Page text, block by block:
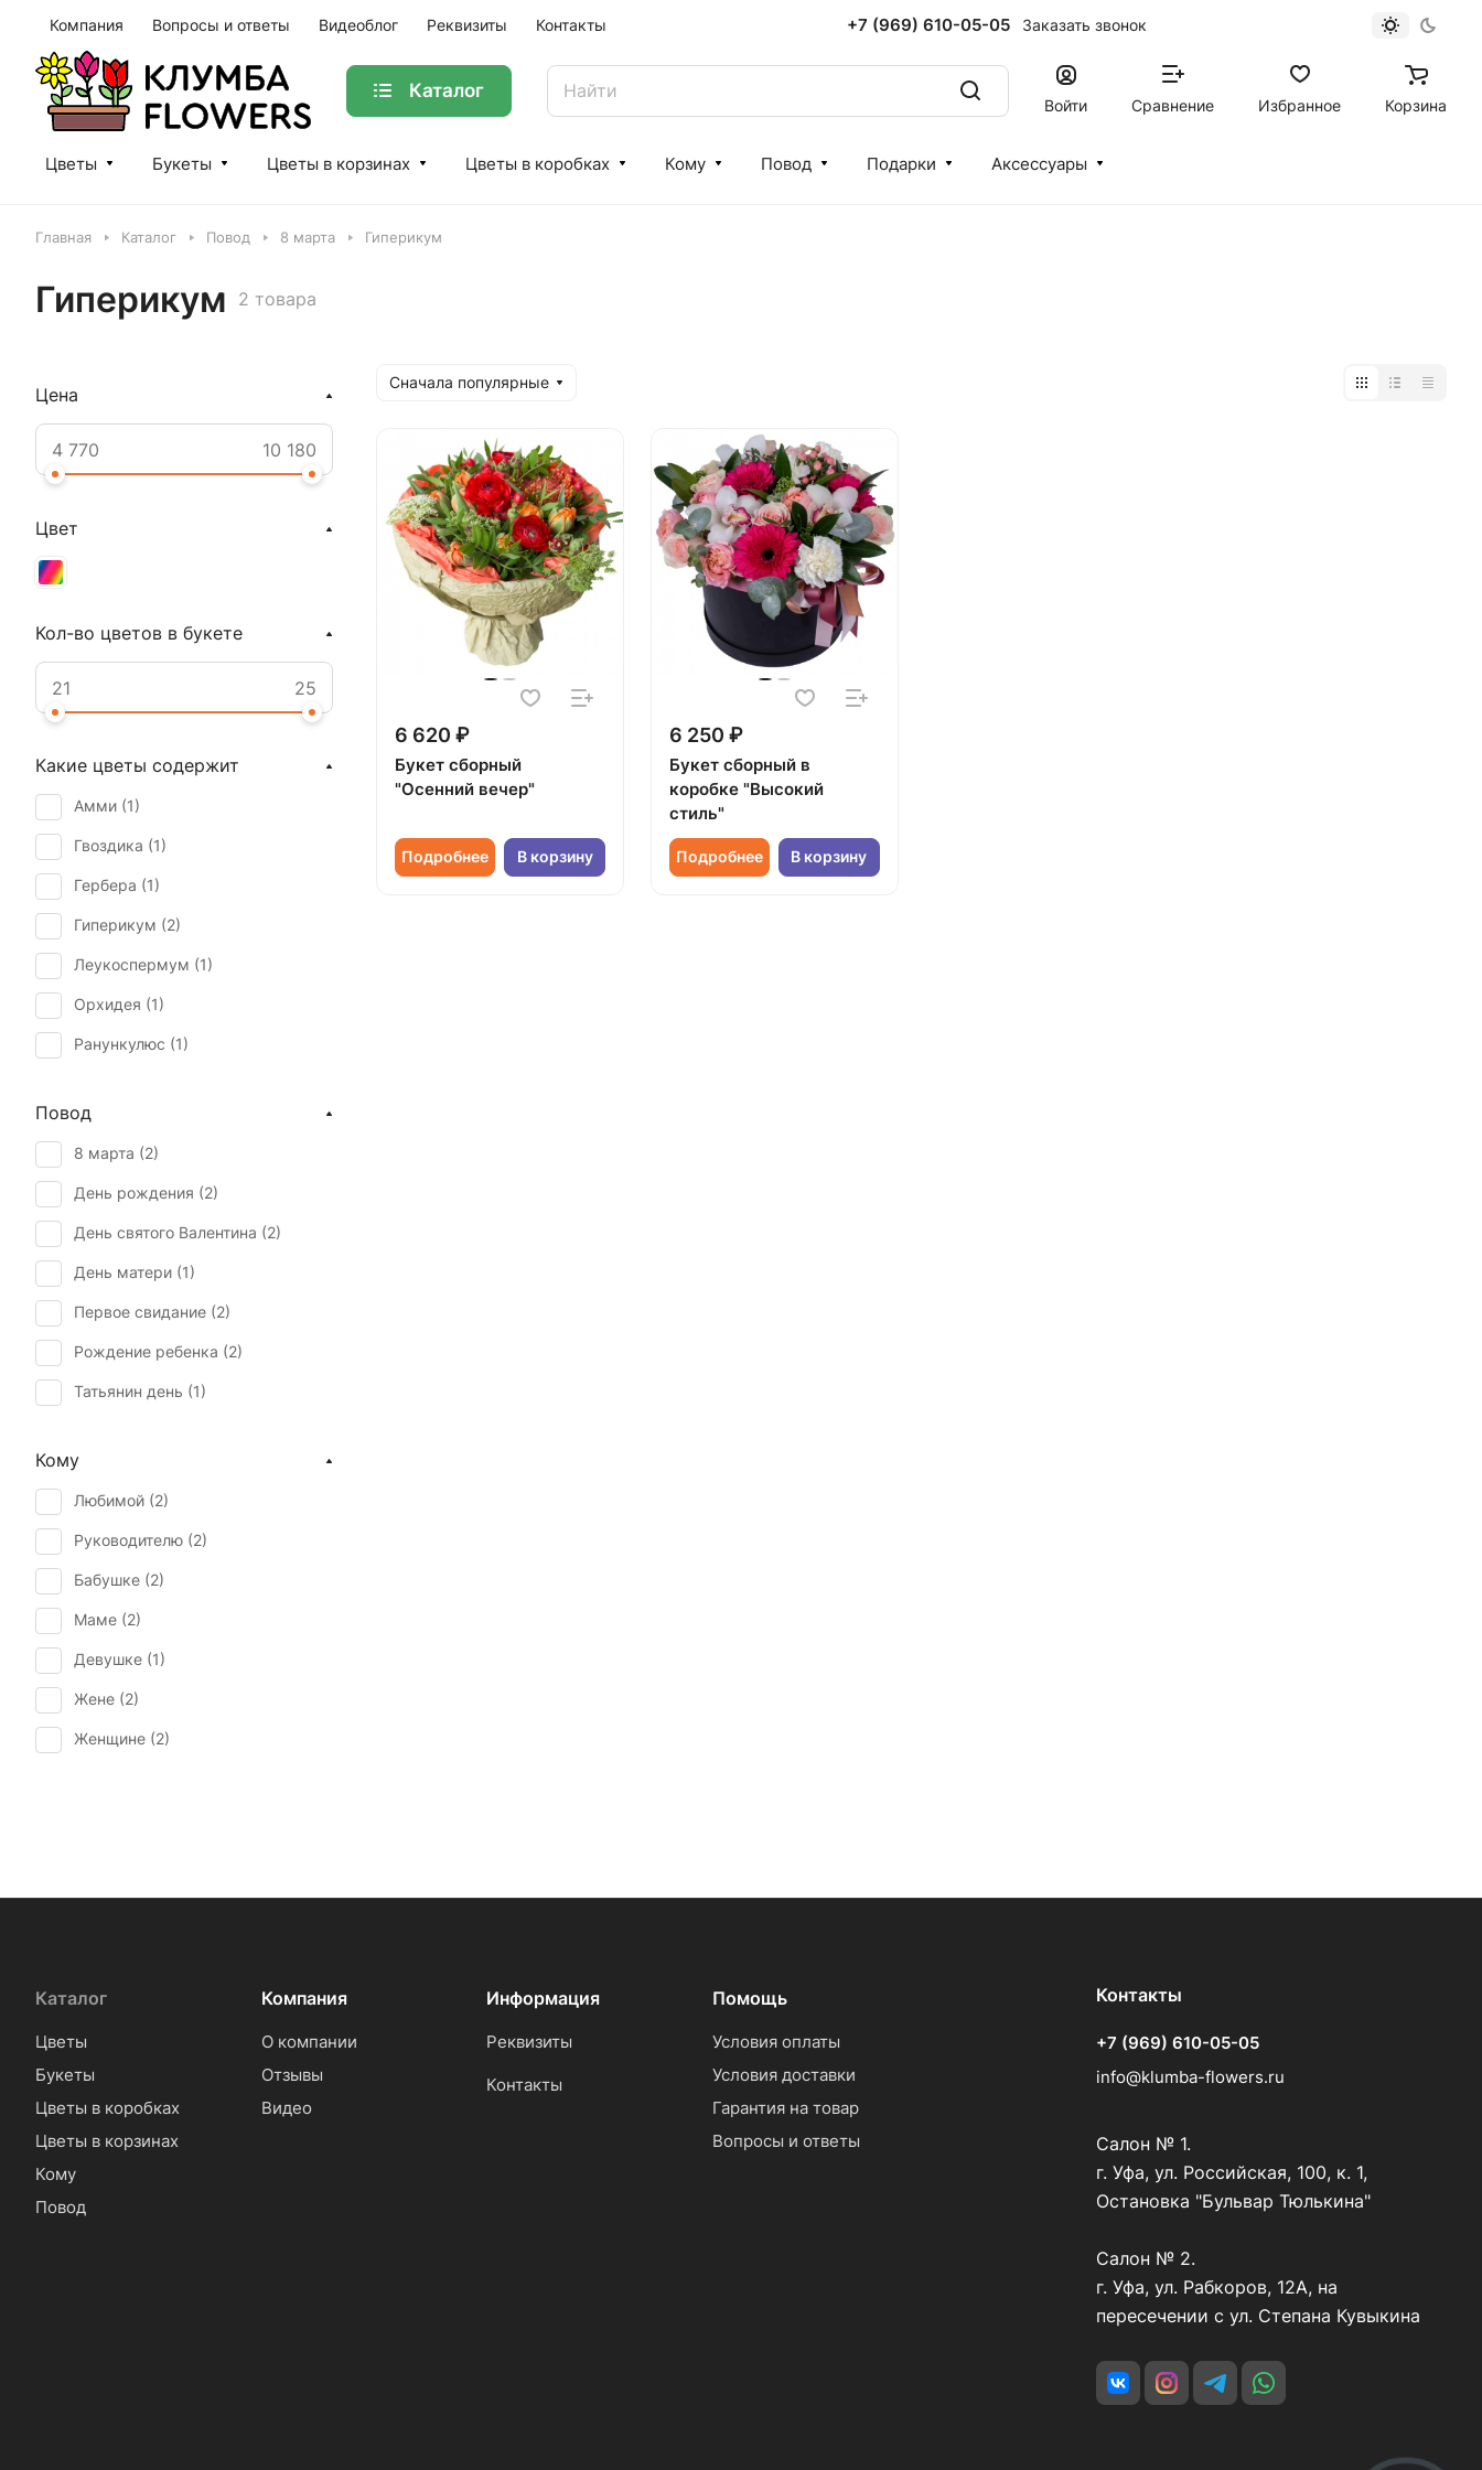
Компания Вопросы и ответы Видеоблог Реквизиты Контакты +7 (969) 610-05-05 Заказать звонок
Каталог
Войти Сравнение Избранное Корзина
Цветы Букеты Цветы в корзинах Цветы в коробках Кому Повод Подарки Аксессуары
Главная Каталог Повод 8 марта Гиперикум
Гиперикум 2 товара
Сначала популярные
6 620 ₽
Букет сборный
"Осенний вечер"
Подробнее В корзину
6 250 ₽
Букет сборный в
коробке "Высокий
стиль"
Подробнее В корзину
Цена
Цвет
Кол-во цветов в букете
Какие цветы содержит
Амми (1)
Гвоздика (1)
Гербера (1)
Гиперикум (2)
Леукоспермум (1)
Орхидея (1)
Ранункулюс (1)
Скиммия (
Тюльпан (1)
Повод
8 марта (2)
День рождения (2)
День святого Валентина (2)
День матери (1)
Первое свидание (2)
Рождение ребенка (2)
Татьянин день (1)
Кому
Любимой (2)
Руководителю (2)
Бабушке (2)
Маме (2)
Девушке (1)
Жене (2)
Женщине (2)
Каталог
Цветы
Букеты
Цветы в коробках
Цветы в корзинах
Кому
Повод
Компания
О компании
Отзывы
Видео
Информация
Реквизиты
Контакты
Помощь
Условия оплаты
Условия доставки
Гарантия на товар
Вопросы и ответы
Контакты
+7 (969) 610-05-05
info@klumba-flowers.ru
Салон № 1.
г. Уфа, ул. Российская, 100, к. 1,
Остановка "Бульвар Тюлькина"
Салон № 2.
г. Уфа, ул. Рабкоров, 12А, на
пересечении с ул. Степана Кувыкина